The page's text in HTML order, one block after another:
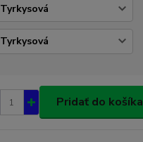
Pridať do košíka